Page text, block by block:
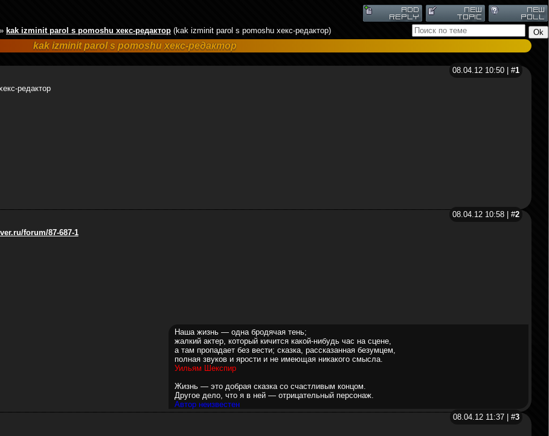
» kak izminit parol s pomoshu хекс-редактор (kak izminit parol s pomoshu хекс-редактор)
kak izminit parol s pomoshu хекс-редактор
08.04.12 10:50 | #1
редактор
08.04.12 10:58 | #2
forum/87-687-1
Наша жизнь — одна бродячая тень;
жалкий актер, который кичится какой-нибудь час на сцене,
а там пропадает без вести; сказка, рассказанная безумцем,
полная звуков и ярости и не имеющая никакого смысла.
Уильям Шекспир
Жизнь — это добрая сказка со счастливым концом.
Другое дело, что я в ней — отрицательный персонаж.
Автор неизвестен
08.04.12 11:37 | #3